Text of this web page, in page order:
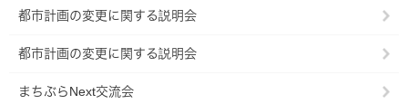
都市計画の変更に関する説明会
都市計画の変更に関する説明会
まちぶらNext交流会